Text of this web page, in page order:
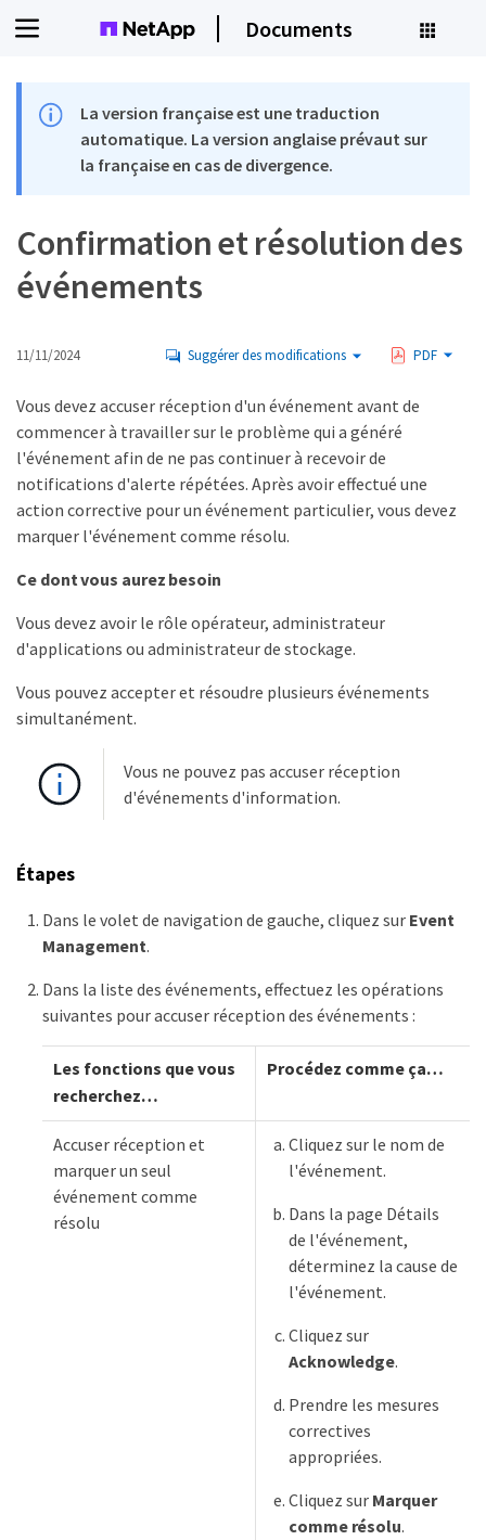
Documents
La version française est une traduction
automatique. La version anglaise prévaut sur
la française en cas de divergence.
Confirmation et résolution des
événements
11/11/2024 Suggérer des modifications PDF
Vous devez accuser réception d'un événement avant de
commencer à travailler sur le problème qui a généré
l'événement afin de ne pas continuer à recevoir de
notifications d'alerte répétées. Après avoir effectué une
action corrective pour un événement particulier, vous devez
marquer l'événement comme résolu.
Ce dont vous aurez besoin
Vous devez avoir le rôle opérateur, administrateur
d'applications ou administrateur de stockage.
Vous pouvez accepter et résoudre plusieurs événements
simultanément.
Vous ne pouvez pas accuser réception
d'événements d'information.
Étapes
Dans le volet de navigation de gauche, cliquez sur Event
Management.
Dans la liste des événements, effectuez les opérations
suivantes pour accuser réception des événements :
Les fonctions que vous
recherchez…​
Procédez comme ça…​
Accuser réception et
marquer un seul
événement comme
résolu
Cliquez sur le nom de
l'événement.
Dans la page Détails
de l'événement,
déterminez la cause de
l'événement.
Cliquez sur
Acknowledge.
Prendre les mesures
correctives
appropriées.
Cliquez sur Marquer
comme résolu.